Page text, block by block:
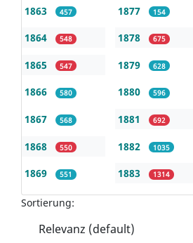
1863 457
1864 548
1865 547
1866 580
1867 568
1868 550
1869 551
1877 154
1878 675
1879 628
1880 596
1881 692
1882 1035
1883 1314
Sortierung: